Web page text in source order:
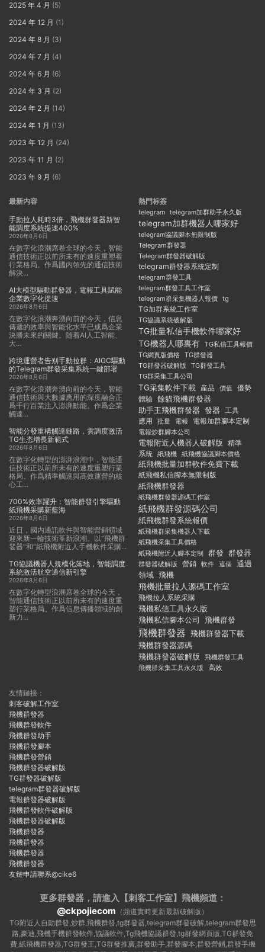
2025 年 4 月 (5)
2024 年 12 月 (1)
2024 年 8 月 (3)
2024 年 7 月 (4)
2024 年 6 月 (6)
2024 年 3 月 (2)
2024 年 2 月 (14)
2024 年 1 月 (13)
2023 年 12 月 (24)
2023 年 11 月 (2)
2023 年 9 月 (6)
最新内容
手動拉人耗時3倍，飛機群發器新智
能調度系統提速400%
2026年8月6日
在數字化浪潮席卷全球的今天，智能
通信技術正以前所未有的速度重塑着
行業格局。作爲國内領先的通信技術
解決...
AI大模型驅動群發器，電報工具賦能
企業數字化提速
2026年8月6日
在數字化浪潮奔湧向前的今天，信息
傳遞的效率與智能化水平已成爲企業
決勝未來的關鍵。随着AI人工智能、
大...
跨境運營者告别手動拉群：AIGC驅動
的Telegram群發采集系統一鍵部署
2026年8月6日
在數字化浪潮奔湧向前的今天，智能
通信技術與大數據應用的深度融合正
爲千行百業注入澎湃動能。作爲企業
觸達...
智能分發重構觸達鏈路，雲調度激活
TG生态增長新範式
2026年8月6日
在數字化轉型的澎湃浪潮中，智能通
信技術正以前所未有的速度重塑行業
格局。作爲精準觸達與高效運營的核
心工...
700%效率躍升：智能群發引擎驅動
紙飛機采購新藍海
2026年8月6日
近日，國内通訊軟件與智能營銷領域
迎來新一輪技術革新浪潮。以“飛機群
發器”和“紙飛機附近人手機軟件采購...
TG協議機器人規模化落地，智能調度
系統激活航空通信新引擎
2026年8月6日
在數字化轉型浪潮席卷全球的今天，
智能通信技術正以前所未有的速度重
塑行業格局。作爲信息傳播領域的創
新力...
熱門标簽
telegram telegram加群助手永久版
telegram加群機器人哪家好
telegram協議腳本無限制版
Telegram群發器
Telegram群發器破解版
telegram群發器系統定制
telegram群發工具
telegram群發工具工作室
telegram群采集機器人報價 tg
TG加群系統工作室
TG協議系統破解版
TG批量私信手機軟件哪家好
TG機器人哪裏有
TG私信工具報價
TG網頁版價格
TG群發器
TG群發器破解版
TG群發工具
TG群采集工具公司
TG采集軟件下載 産品 價值 優勢
體驗 餘貓飛機群發器
助手王飛機群發器 發器 工具
應用
批量 電報 電報加群腳本定制
電報炒群腳本公司
電報附近人機器人破解版 精準
系統 紙飛機 紙飛機協議腳本價格
紙飛機批量加群軟件免費下載
紙飛機私信腳本無限制版
紙飛機群發器
紙飛機群發器源碼工作室
紙飛機群發源碼公司
紙飛機群發系統報價
紙飛機群采集機器人下載
紙飛機采集工具價格
紙飛機附近人腳本定制
群發 群發器
群發器破解版 營銷 軟件 這個
通過
領域 飛機
飛機批量拉人源碼工作室
飛機拉人系統采購
飛機私信工具永久版
飛機私信腳本公司
飛機群發
飛機群發器 飛機群發器下載
飛機群發器源碼
飛機群發器破解版
飛機群發工具
飛機群采集工具永久版
高效
友情鏈接：
刺客破解工作室
飛機群發器
飛機群發軟件
飛機群發助手
飛機群發腳本
飛機群發營銷
飛機群發器破解版
TG群發器破解版
telegram群發器破解版
電報群發器破解版
飛機群發軟件破解版
飛機群發器破解版
飛機群發器
飛機群發器
飛機群發器
飛機群發器
友鏈申請聯系@cike6
更多群發器，請進入【刺客工作室】 飛機頻道：
@ckpojiecom （頻道實時更新最新破解版）
TG附近人自動群發,炒群,飛機群發,tg群發器,telegram群發破解,telegram群發思
路,豪迪,飛機手機群發軟件,協議軟件,Tg飛機協議群發,tg群發網頁版,TG群發免
費,紙飛機群發器,TG群發王,TG群發推廣,群發助手,群發腳本,群發營銷,群發手機